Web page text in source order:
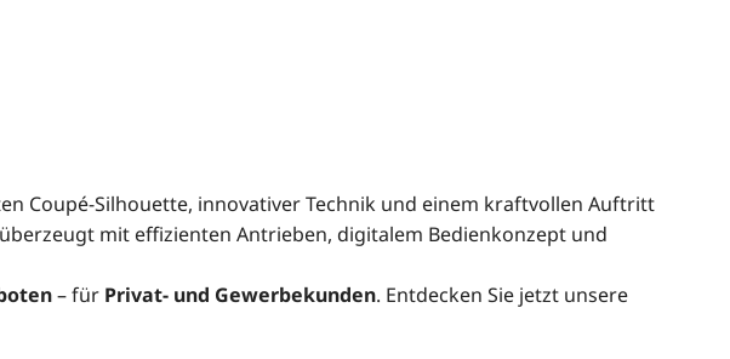
Coupé-Silhouette, innovativer Technik und einem kraftvollen Auftritt
mit effizienten Antrieben, digitalem Bedienkonzept und
– für Privat- und Gewerbekunden. Entdecken Sie jetzt unsere